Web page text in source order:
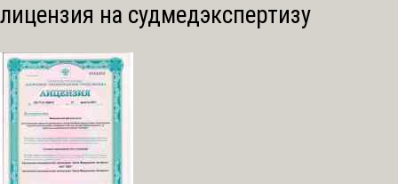
лицензия на судмедэкспертизу